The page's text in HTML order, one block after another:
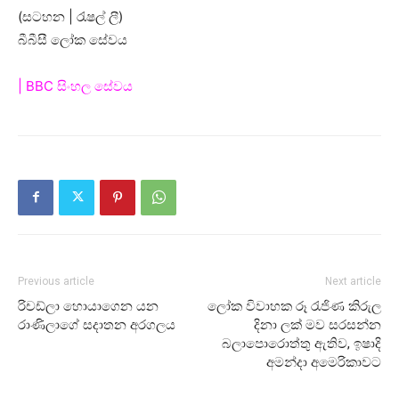
(සටහන | රැෂල් ලී)
බීබීසී ලෝක සේවය
| BBC සිංහල සේවය
Previous article
රිචඩ්ලා හොයාගෙන යන
රාණිලාගේ සදාතන අරගලය
Next article
ලෝක විවාහක රූ රැජිණ කිරුල
දිනා ලක් මව සරසන්න
බලාපොරොත්තු ඇතිව, ඉෂාදි
අමන්දා අමෙරිකාවට